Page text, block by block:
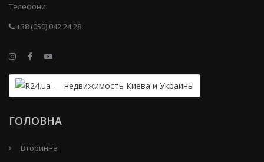
Телефони:
+38 (050) 042 24 28
ГОЛОВНА
Вторинна